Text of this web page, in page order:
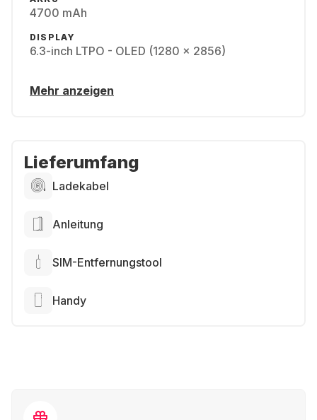
4700 mAh
DISPLAY
6.3-inch LTPO - OLED (1280 x 2856)
Mehr anzeigen
Lieferumfang
Ladekabel
Anleitung
SIM-Entfernungstool
Handy